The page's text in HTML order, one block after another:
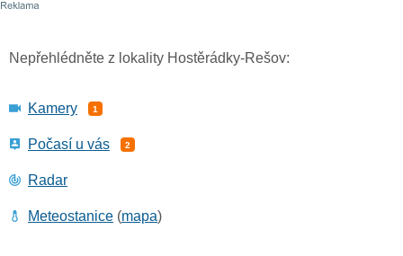
Nepřehlédněte z lokality Hostěrádky-Rešov:
Kamery 1
Počasí u vás 2
Radar
Meteostanice (mapa)